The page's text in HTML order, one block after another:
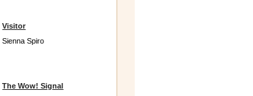
Visitor
Sienna Spiro
The Wow! Signal